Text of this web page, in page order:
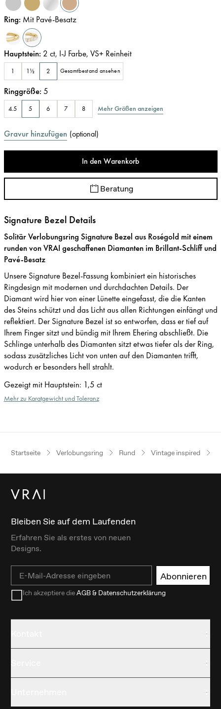
Ring: Mit Pavé-Besatz
Hauptstein: 2 ct, I-J Farbe, VS+ Reinheit
1 1½ 2 Gesamtbestand ansehen
Ringgröße: 5
4.5 5 6 7 8 Mehr Größen anzeigen
Gravur hinzufügen (optional)
In den Warenkorb
Beratung
Signature Bezel Details
Solitär Verlobungsring Signature Bezel aus Roségold mit einem
runden von VRAI geschaffenen Diamanten im Brillant-Schliff und
Pavé-Besatz
Unsere Signature Bezel-Fassung kombiniert ein historisches
Ringdesign mit modernen und durchdachten Details. Der
Diamant wird hier von einer Lünette eingefasst, die die Kanten
des Steins schützt und das Licht aus allen Richtungen einfängt und
reflektiert. Der Signature Bezel ist so entworfen, dass er tief auf
Ihrem Finger sitzt und bündig mit Ihrem Ehering abschließt. Die
Schlinge unterhalb des Diamanten sitzt etwas tiefer als der Ring,
sodass zusätzliches Licht von unten auf den Diamanten trifft,
wodurch er besonders hell strahlt.
Gezeigt mit Hauptstein: 1,5 ct
Mehr zu Karatgewicht und Toleranz
Startseite Verlobungsring Rund Vintage inspired
Bleiben Sie auf dem Laufenden
Erfahren Sie als erstes von neuen
Designs.
Email Abonnieren
Ich akzeptiere dieAGB & Datenschutzerklärung